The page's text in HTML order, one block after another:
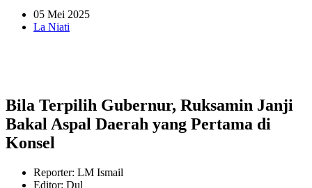
05 Mei 2025
La Niati
Bila Terpilih Gubernur, Ruksamin Janji
Bakal Aspal Daerah yang Pertama di
Konsel
Reporter: LM Ismail
Editor: Dul